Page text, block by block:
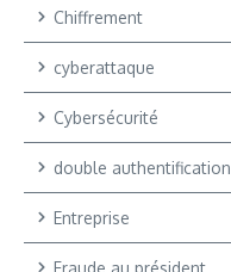
Chiffrement
cyberattaque
Cybersécurité
double authentification
Entreprise
Fraude au président